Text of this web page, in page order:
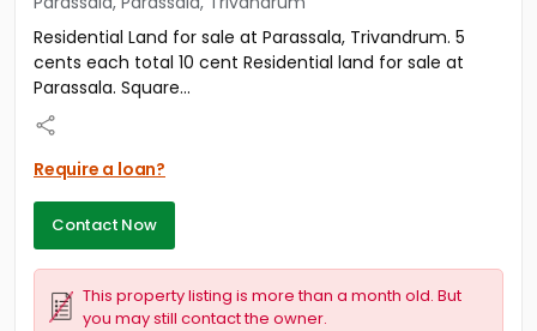
Properties for Sale
Properties for Rent
Premium Projects
Finance Center
Our Services
Contact Us
Residential Land for sale at Parassala, Trivandrum. 5
cents each total 10 cent Residential land for sale at
Parassala. Square...
Require a loan?
Contact Now
This property listing is more than a month old. But
you may still contact the owner.